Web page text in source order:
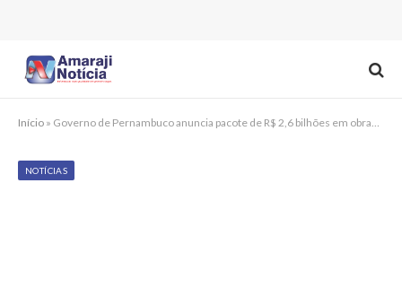
Início » Governo de Pernambuco anuncia pacote de R$ 2,6 bilhões em obras para 131 municípios
NOTÍCIAS